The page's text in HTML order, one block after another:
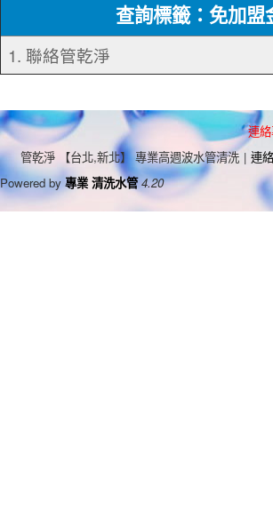
查詢標籤：免加盟
1. 聯絡管乾淨
連
管乾淨 【台北,新北】 專業高週波水管清洗 | 連
Powered by 專業 清洗水管 4.20